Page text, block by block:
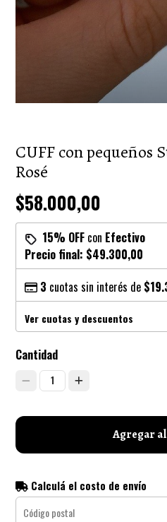
CUFF con pequeños
Rosé
$58.000,00
15% OFF con Efectivo
Precio final: $49.300,00
3 cuotas sin interés de
Ver cuotas y descuentos
Cantidad
1
Agregar
Calculá el costo de envío